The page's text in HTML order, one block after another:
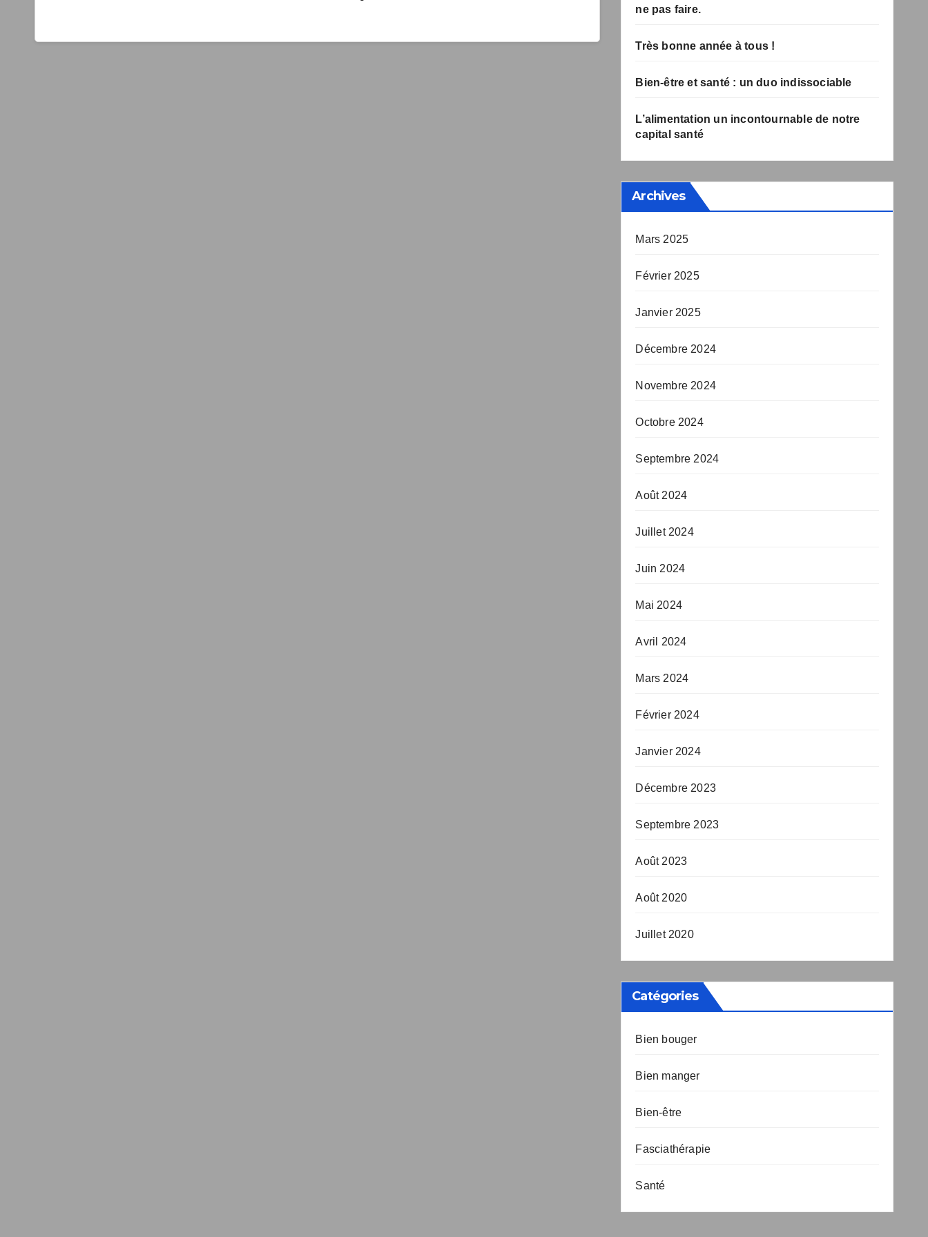
à ne pas faire.
Très bonne année à tous !
Bien-être et santé : un duo indissociable
L’alimentation un incontournable de notre
capital santé
Archives
Mars 2025
Février 2025
Janvier 2025
Décembre 2024
Novembre 2024
Octobre 2024
Septembre 2024
Août 2024
Juillet 2024
Juin 2024
Mai 2024
Avril 2024
Mars 2024
Février 2024
Janvier 2024
Décembre 2023
Septembre 2023
Août 2023
Août 2020
Juillet 2020
Catégories
Bien bouger
Bien manger
Bien-être
Fasciathérapie
Santé